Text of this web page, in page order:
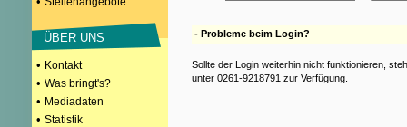
ÜBER UNS
• Kontakt
• Was bringt's?
• Mediadaten
• Statistik
- Probleme beim Login?
Sollte der Login weiterhin nicht funktionieren,
unter 0261-9218791 zur Verfügung.